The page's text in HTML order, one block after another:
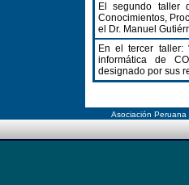
El segundo taller
Conocimientos,
el Dr. Manuel
En el tercer taller:
informática de
designado por sus
Asociación Peruana